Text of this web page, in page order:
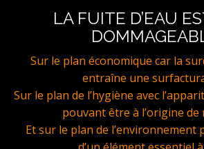
LA FUITE D’EAU
Sur le plan économique car la
entraîne une
Sur le plan de l’hygiène avec
pouvant être à l’origine de
Et sur le plan de l’environnement